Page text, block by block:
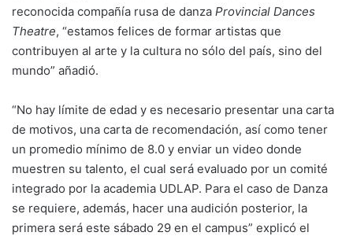
reconocida compañía rusa de danza Provincial Dances
Theatre, “estamos felices de formar artistas que
contribuyen al arte y la cultura no sólo del país, sino del
mundo” añadió.
“No hay límite de edad y es necesario presentar una carta
de motivos, una carta de recomendación, así como tener
un promedio mínimo de 8.0 y enviar un video donde
muestren su talento, el cual será evaluado por un comité
integrado por la academia UDLAP. Para el caso de Danza
se requiere, además, hacer una audición posterior, la
primera será este sábado 29 en el campus” explicó el